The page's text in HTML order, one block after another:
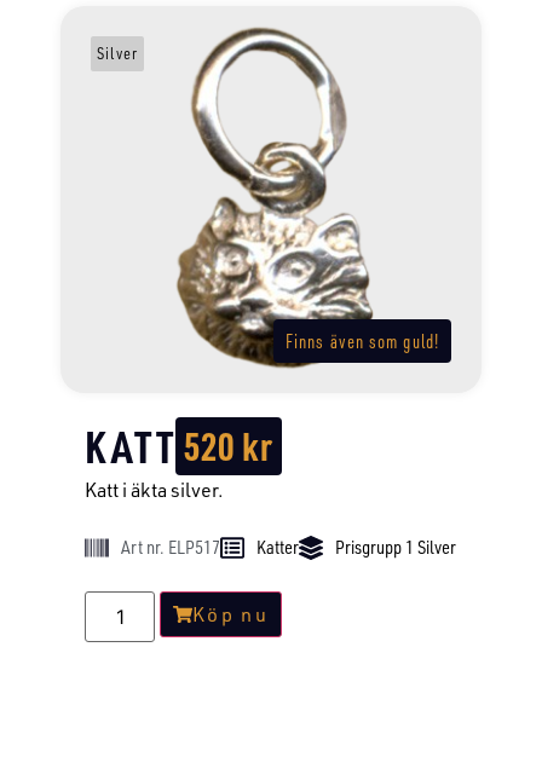
Finns även som guld!
Silver
KATT520kr
Katt i äkta silver.
Art nr. ELP517 Katter Prisgrupp 1 Silver
Köp nu